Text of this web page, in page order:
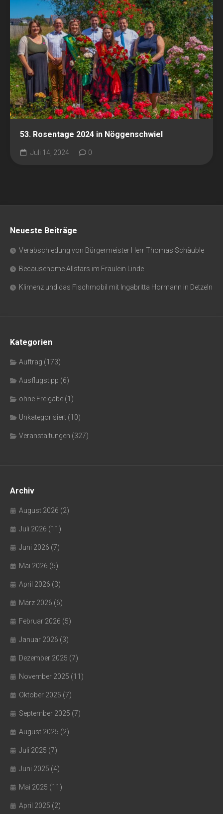
53. Rosentage 2024 in Nöggenschwiel
Juli 14, 2024 0
Neueste Beiträge
Verabschiedung von Bürgermeister Herr Thomas Schäuble
Becausehome Allstars im Fräulein Linde
Klimenz und das Fischmobil mit Ingabritta Hormann in Detzeln
Kategorien
Auftrag (173)
Ausflugstipp (6)
ohne Freigabe (1)
Unkategorisiert (10)
Veranstaltungen (327)
Archiv
August 2026 (2)
Juli 2026 (11)
Juni 2026 (7)
Mai 2026 (5)
April 2026 (3)
März 2026 (6)
Februar 2026 (5)
Januar 2026 (3)
Dezember 2025 (7)
November 2025 (11)
Oktober 2025 (7)
September 2025 (7)
August 2025 (2)
Juli 2025 (7)
Juni 2025 (4)
Mai 2025 (11)
April 2025 (2)